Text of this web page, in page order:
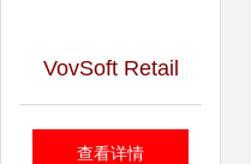
VovSoft Retail
Barcode 软件 一站
查看详情